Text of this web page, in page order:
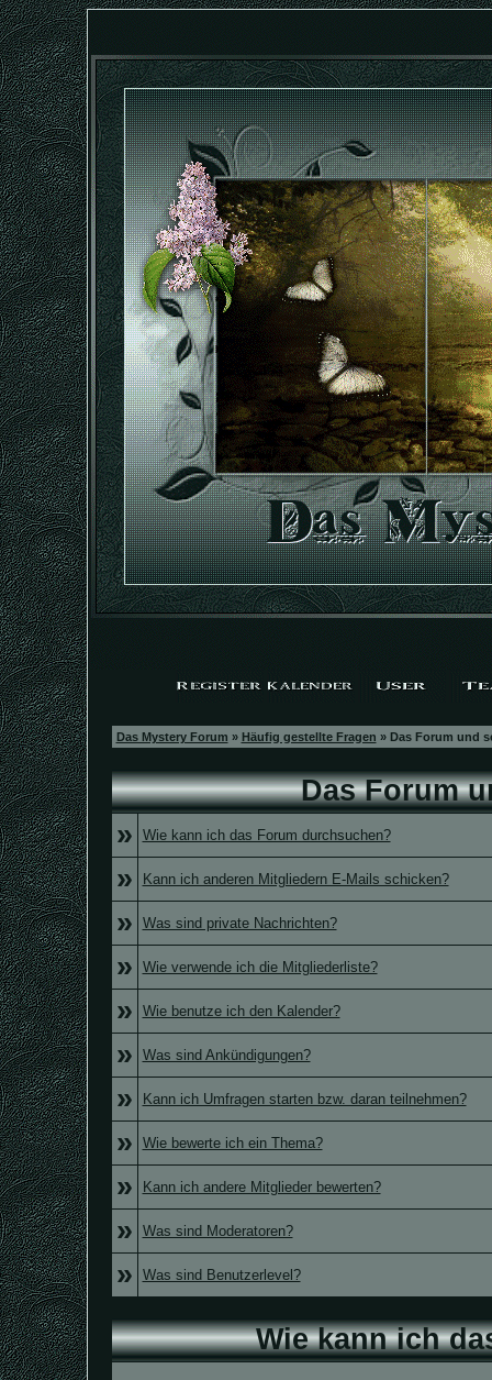
Das Mystery Forum » Häufig gestellte Fragen » Das Forum und
Das Forum
»
Wie kann ich das Forum durchsuchen?
» Kann ich anderen Mitgliedern E-Mails schicken?
» Was sind private Nachrichten?
» Wie verwende ich die Mitgliederliste?
» Wie benutze ich den Kalender?
» Was sind Ankündigungen?
» Kann ich Umfragen starten bzw. daran teilnehmen?
» Wie bewerte ich ein Thema?
» Kann ich andere Mitglieder bewerten?
» Was sind Moderatoren?
» Was sind Benutzerlevel?
Wie kann ich